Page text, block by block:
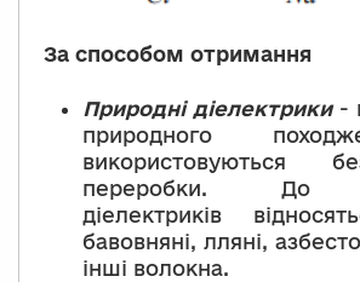
За способом отримання
Природні діелектрики -
природного
використовуються
переробки. До
діелектриків
бавовняні, лляні,
інші волокна.